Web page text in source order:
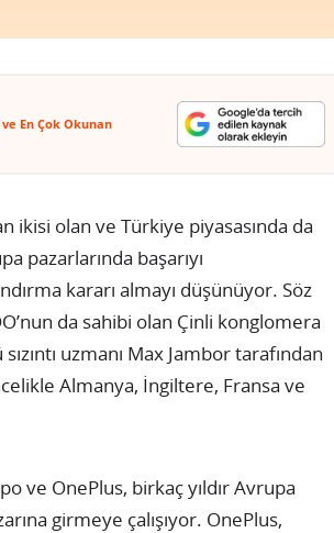
En Çok Okunan
ikisi olan ve Türkiye piyasasında da
pazarlarında başarıyı
kararı almayı düşünüyor. Söz
da sahibi olan Çinli konglomera
uzmanı Max Jambor tarafından
Almanya, İngiltere, Fransa ve
ve OnePlus, birkaç yıldır Avrupa
girmeye çalışıyor. OnePlus,